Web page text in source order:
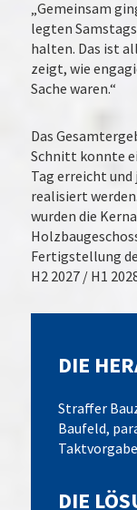
„Gemeinsam
legten
halten. Das ist
zeigt, wie
Sache waren.“
Das
Schnitt konnte
Tag erreicht
realisiert
wurden die
Fertigstellung
H2 2027 / H1
DIE
Straffer
Baufeld,
DIE